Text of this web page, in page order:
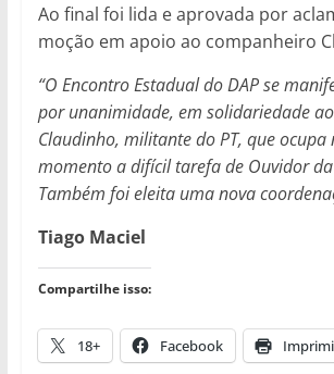
Ao final foi lida e aprovada por
moção em apoio ao companheiro
“O Encontro Estadual do DAP se
por unanimidade, em solidariedade
Claudinho, militante do PT, que ocupa
momento a difícil tarefa de Ouvidor da
Também foi eleita uma nova
Tiago Maciel
Compartilhe isso:
18+ Facebook